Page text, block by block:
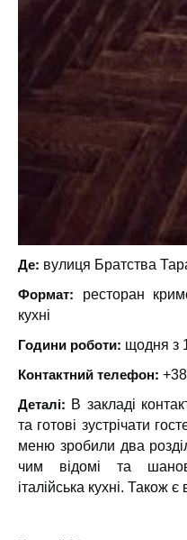
Де: вулиця Братства
Формат:
ресторан
кухні
Години роботи: щодня з
Контактний телефон:
Деталі: В закладі
та готові зустрічати
меню зробили два
чим відомі та
італійська кухні. Також